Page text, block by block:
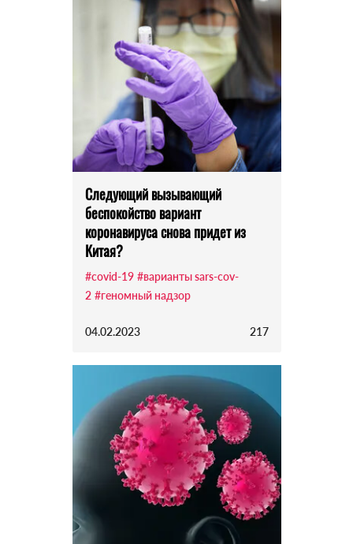
Следующий вызывающий
беспокойство вариант
коронавируса снова придет из
Китая?
#covid-19 #варианты sars-cov-
2 #геномный надзор
04.02.2023 217